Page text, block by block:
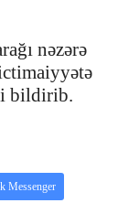
nəzərə
bildirib.
Messenger